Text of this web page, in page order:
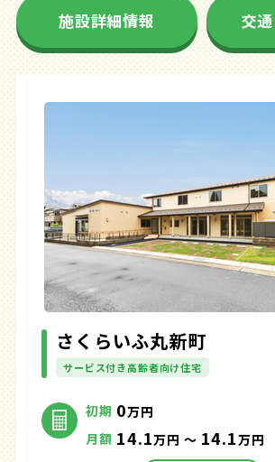
施設詳細情報 交
さくらいふ丸新町
サービス付き高齢者向け住宅
初期 0万円
月額 14.1万円 ～ 14.1万円